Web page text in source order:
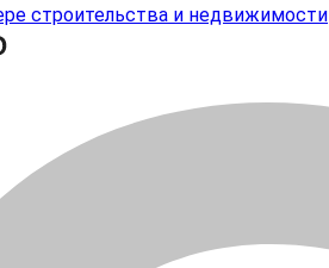
строительства и недвижимости